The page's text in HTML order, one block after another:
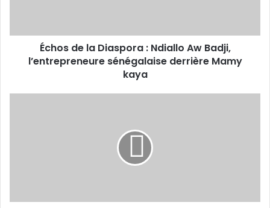
l’entrepreneure
sénégalaise
derrière
Échos de la Diaspora : Ndiallo Aw Badji,
l’entrepreneure sénégalaise derrière Mamy
kaya
modernes